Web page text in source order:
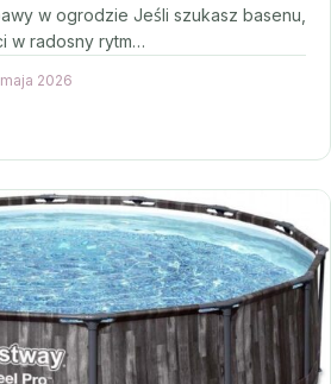
w ogrodzie Jeśli szukasz basenu,
w radosny rytm…
2026